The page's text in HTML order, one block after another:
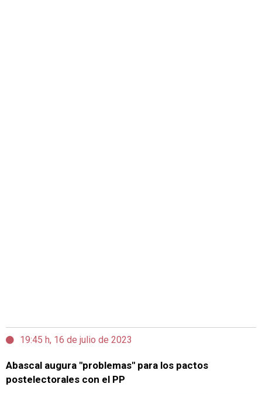
19:45 h, 16 de julio de 2023
Abascal augura "problemas" para los pactos
postelectorales con el PP